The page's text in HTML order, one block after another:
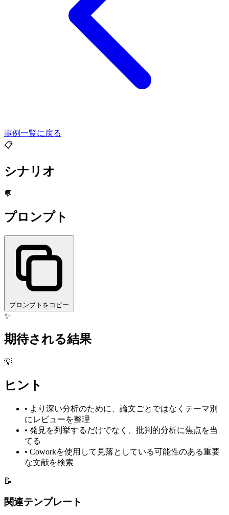
事例一覧に戻る
📋
シナリオ
💬
プロンプト
プロンプトをコピー
✨
期待される結果
💡
ヒント
• より深い分析のために、論文ごとではなくテーマ別
にレビューを整理
• 発見を列挙するだけでなく、批判的分析に焦点を当
てる
• Coworkを使用して見落としている可能性のある重要
な文献を検索
📝
関連テンプレート